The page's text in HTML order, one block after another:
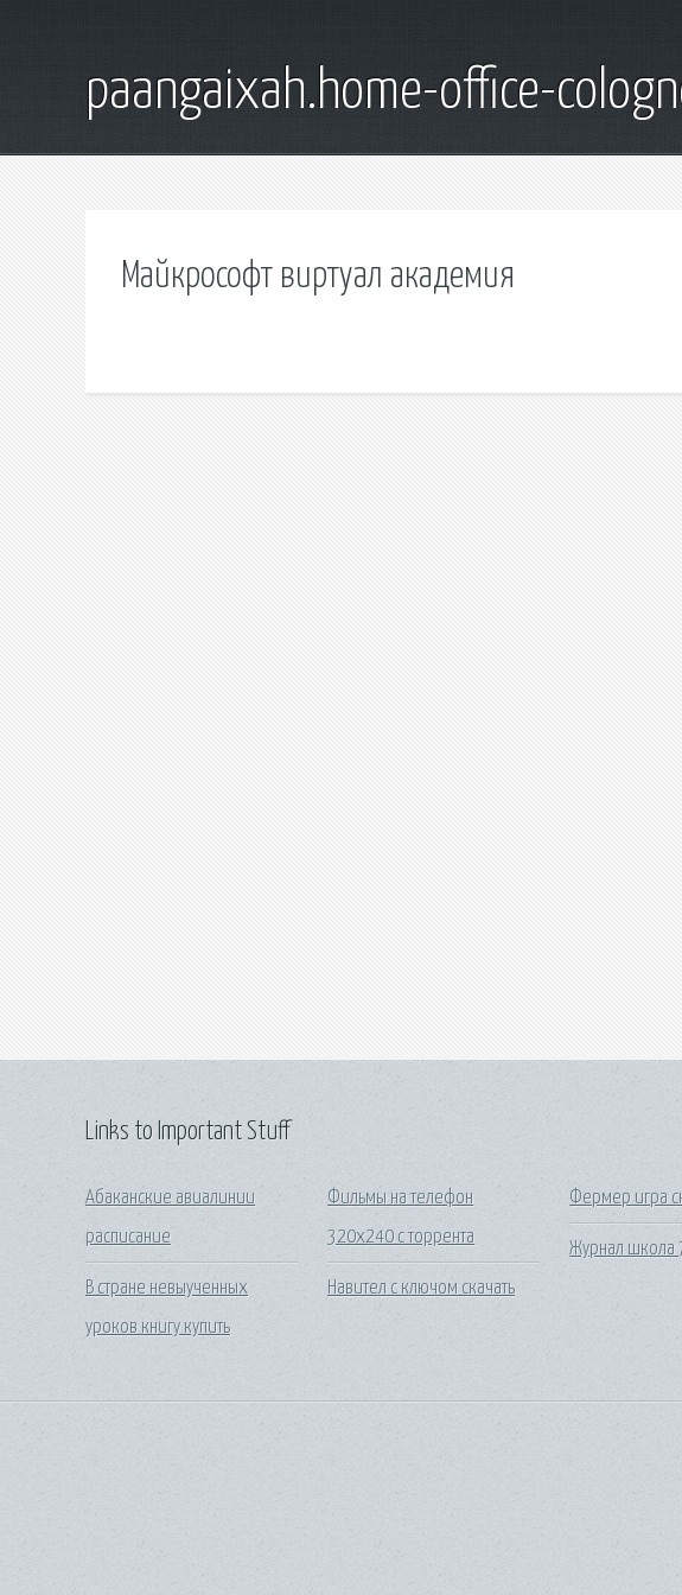
paangaixah.home-office-
Майкрософт виртуал академия
Links to Important Stuff
Абаканские авиалинии
расписание
В стране невыученных
уроков книгу купить
Фильмы на телефон
320х240 с торрента
Навител с ключом скачать
Фермер игра
Журнал школа